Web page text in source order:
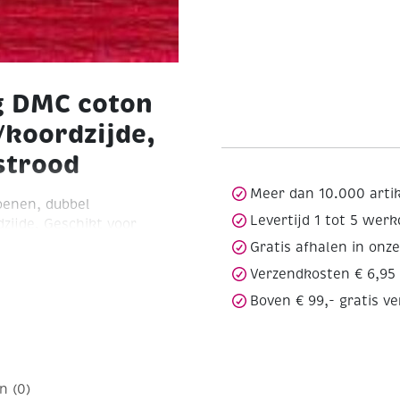
coton
dubbel
Geschikt voor
gobelinwerk, het
601, 603, 604, 605,
Meer dan 10.000
Levertijd 1 tot 5
Gratis afhalen in
Verzendkosten € 6,95
Boven € 99,- gratis
(0)